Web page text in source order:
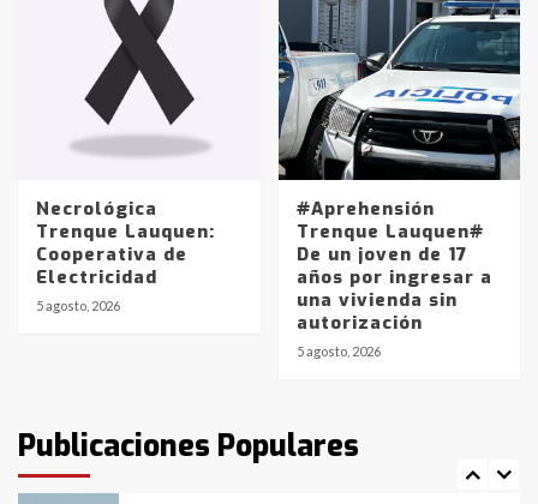
Necrológica
Trenque Lauquen:
Cooperativa de
Electricidad
5 agosto, 2026
#Aprehensión
Trenque Lauquen#
De un joven de 17
años por ingresar a
una vivienda sin
autorización
5 agosto, 2026
Publicaciones Populares
Accidente en Ruta 5: falleció un
joven de Trenque Lauquen
Los precios de los combustibles en
La Pampa, desde YPF hasta Axion
entre 857 a 1338 pesos
La Bolsa de Cereales de Bahía
Blanca anticipa que Agosto vendrá
con lluvias y heladas, en gran parte
fueron detenidos por
comercialización de drogas en la
tarde del sábado